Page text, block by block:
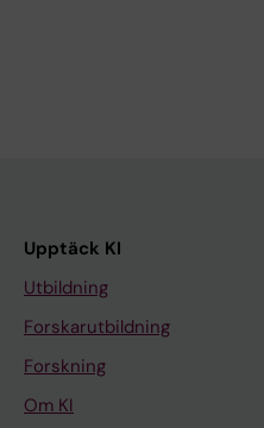
Upptäck KI
Utbildning
Forskarutbildning
Forskning
Om KI